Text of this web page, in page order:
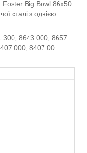
Foster Big Bowl 86x50
сталі з однією
300, 8643 000, 8657
000, 8407 00